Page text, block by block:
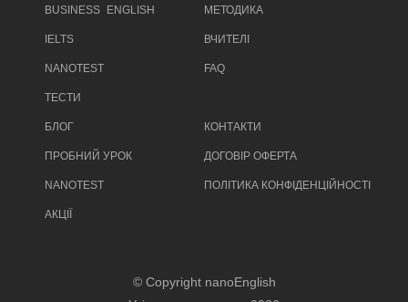
BUSINESS ENGLISH
IELTS
NANOTEST
ТЕСТИ
МЕТОДИКА
ВЧИТЕЛІ
FAQ
БЛОГ
ПРОБНИЙ УРОК
NANOTEST
АКЦІЇ
КОНТАКТИ
ДОГОВІР ОФЕРТА
ПОЛІТИКА КОНФІДЕНЦІЙНОСТІ
© Copyright nanoEnglish